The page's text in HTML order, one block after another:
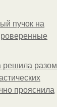
пучок на
решила разом
прояснила